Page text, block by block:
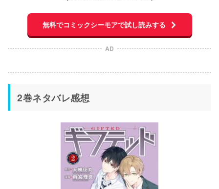
無料でコミックシーモアで試し読みする
AD
2巻ネタバレ感想